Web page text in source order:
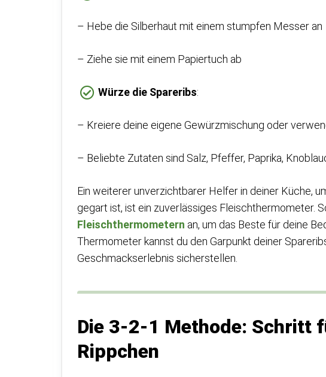
– Hebe die Silberhaut mit einem stumpfen Messer an
– Ziehe sie mit einem Papiertuch ab
Würze die Spareribs:
– Kreiere deine eigene Gewürzmischung oder
– Beliebte Zutaten sind Salz, Pfeffer, Paprika,
Ein weiterer unverzichtbarer Helfer in deiner Küche,
gegart ist, ist ein zuverlässiges Fleischthermometer.
Fleischthermometern an, um das Beste für deine
Thermometer kannst du den Garpunkt deiner
Geschmackserlebnis sicherstellen.
Die 3-2-1 Methode: Schritt
Rippchen